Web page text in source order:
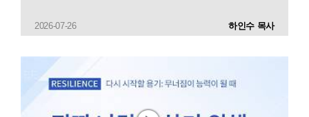
2026-07-26 하인수 목사